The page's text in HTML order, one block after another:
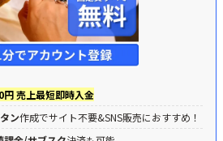
能を搭載する方法はありますか？
トカード決済を導入する方法はありますか？
ィは大丈夫ですか？
成ツールを選んで業務を効率化しよう
売上最短即時入金
ン作成でサイト不要&SNS販売におすすめ！